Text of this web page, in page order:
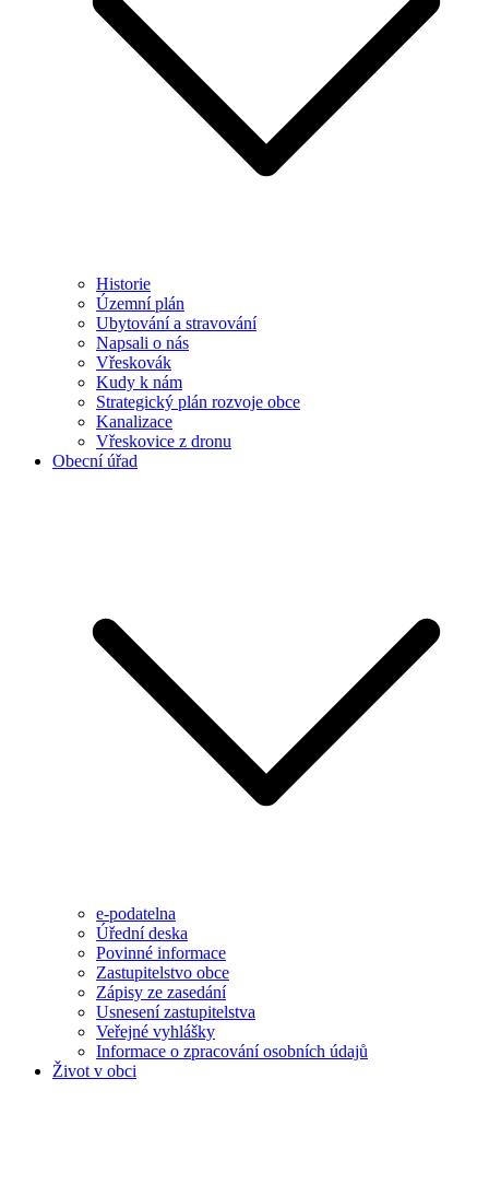
Historie
Územní plán
Ubytování a stravování
Napsali o nás
Vřeskovák
Kudy k nám
Strategický plán rozvoje obce
Kanalizace
Vřeskovice z dronu
Obecní úřad
e-podatelna
Úřední deska
Povinné informace
Zastupitelstvo obce
Zápisy ze zasedání
Usnesení zastupitelstva
Veřejné vyhlášky
Informace o zpracování osobních údajů
Život v obci